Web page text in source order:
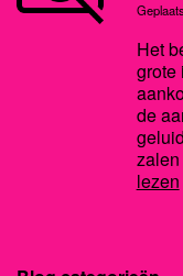
Het
grote
de
lezen